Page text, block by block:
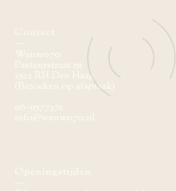
Contact
Wauw070
Pasteurstraat 151
2522 RH Den Haag
(Bezoeken op afspraak)
06-51577371
info@wauw070.nl
Openingstijden